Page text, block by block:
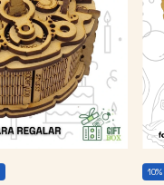
10%